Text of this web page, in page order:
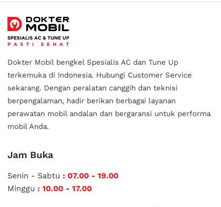
Dokter Mobil bengkel Spesialis AC dan Tune Up
terkemuka di Indonesia. Hubungi Customer Service
sekarang. Dengan peralatan canggih dan teknisi
berpengalaman, hadir berikan berbagai layanan
perawatan mobil andalan dan bergaransi untuk performa
mobil Anda.
Jam Buka
Senin - Sabtu : 07.00 - 19.00
Minggu : 10.00 - 17.00